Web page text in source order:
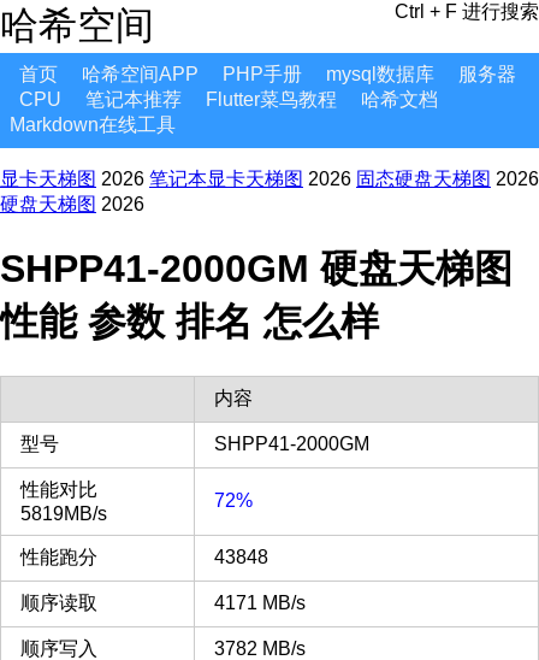
哈希空间 Ctrl + F 进行搜索
首页 哈希空间APP PHP手册 mysql数据库
服务器
CPU
笔记本推荐 Flutter菜鸟教程
哈希文档
Markdown在线工具
显卡天梯图 2026 笔记本显卡天梯图 2026 固态硬盘天梯图 2026
硬盘天梯图 2026
SHPP41-2000GM 硬盘天梯图
性能 参数 排名 怎么样
内容
型号 SHPP41-2000GM
性能对比
5819MB/s
72%
性能跑分 43848
顺序读取 4171 MB/s
顺序写入 3782 MB/s